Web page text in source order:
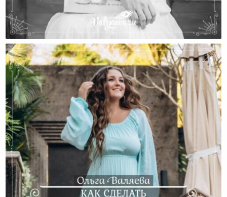
О Боге. Наши Мифы. Его Суть. Наши Отношения.